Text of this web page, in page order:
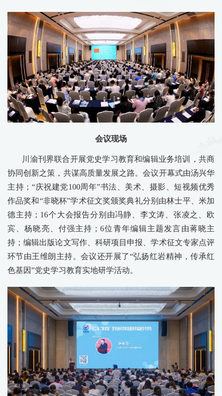
会议现场
川渝刊界联合开展党史学习教育和编辑业务培训，共商
协同创新之策，共谋高质量发展之路。会议开幕式由汤兴华
主持；“庆祝建党100周年”书法、美术、摄影、短视频优秀
作品奖和“非晓杯”学术征文奖颁奖典礼分别由林士平、米加
德主持；16个大会报告分别由冯静、李文涛、张凌之、欧
宾、杨晓亮、付强主持；6位青年编辑主题发言由蒋晓主
持；编辑出版论文写作、科研项目申报、学术征文专家点评
环节由王维朗主持。会议还开展了“弘扬红岩精神，传承红
色基因”党史学习教育实地研学活动。